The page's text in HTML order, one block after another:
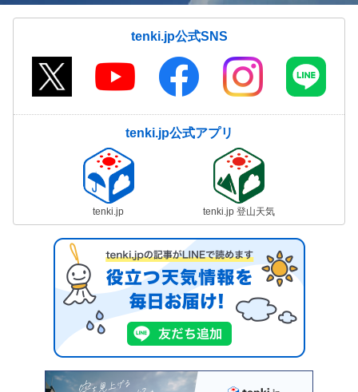
tenki.jp公式SNS
tenki.jp公式アプリ
tenki.jp tenki.jp 登山天気